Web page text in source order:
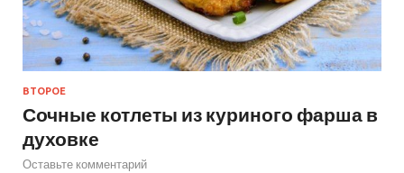
ВТОРОЕ
Сочные котлеты из куриного фарша в
духовке
Оставьте комментарий